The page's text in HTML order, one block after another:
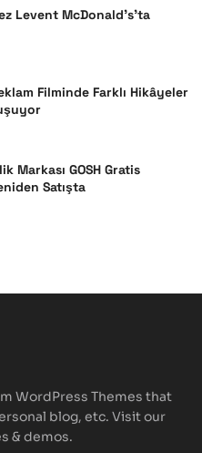
Levent McDonald’s’ta
Filminde Farklı Hikâyeler
Markası GOSH Gratis
Satışta
WordPress Themes that
blog, etc. Visit our
& demos.